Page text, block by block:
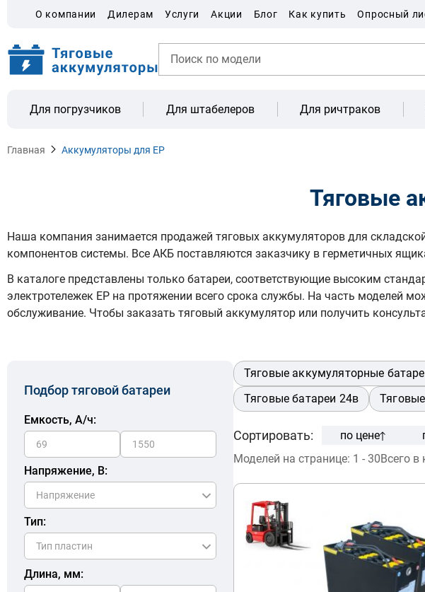
О компании Дилерам Услуги Акции Блог Как купить Опросный
Для погрузчиков Для штабелеров Для ричтраков
Главная Аккумуляторы для EP
Тяговые
Наша компания занимается продажей тяговых аккумуляторов для
компонентов системы. Все АКБ поставляются заказчику в герметичных
В каталоге представлены только батареи, соответствующие высоким
электротележек EP на протяжении всего срока службы. На часть моделей
обслуживание. Чтобы заказать тяговый аккумулятор или получить
Подбор тяговой батареи
Емкость, A/ч:
Напряжение, В:
Тип:
Длина, мм:
Тяговые аккумуляторные
Тяговые батареи 24в
Сортировать: по цене
Моделей на странице: 1 - 30Всего в